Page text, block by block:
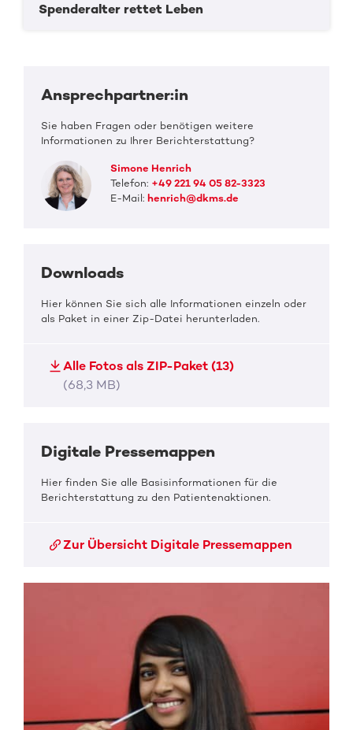
Spenderalter rettet Leben
Ansprechpartner:in
Sie haben Fragen oder benötigen weitere
Informationen zu Ihrer Berichterstattung?
Simone Henrich
Telefon: +49 221 94 05 82-3323
E-Mail:henrich@dkms.de
Downloads
Hier können Sie sich alle Informationen einzeln oder
als Paket in einer Zip-Datei herunterladen.
Alle Fotos als ZIP-Paket (13)
(68,3 MB)
Digitale Pressemappen
Hier finden Sie alle Basisinformationen für die
Berichterstattung zu den Patientenaktionen.
Zur Übersicht Digitale Pressemappen